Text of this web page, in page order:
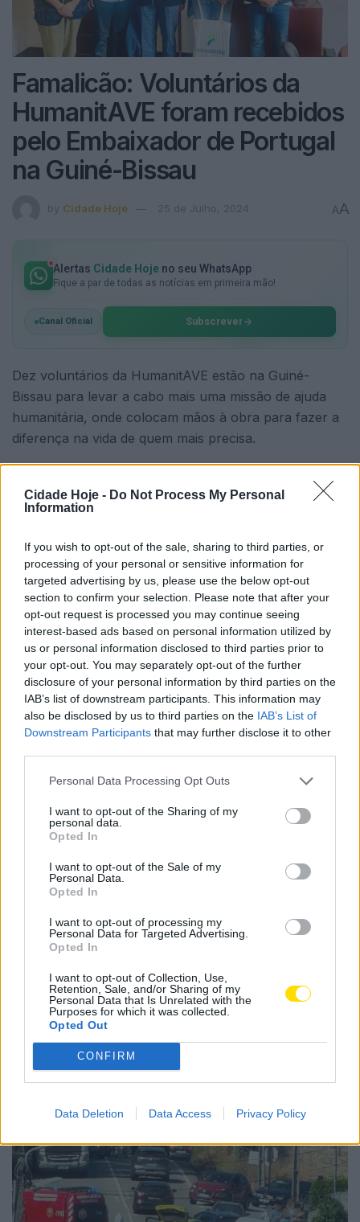
Cidade Hoje - Do Not Process My Personal
Information
If you wish to opt-out of the sale, sharing to third parties, or
processing of your personal or sensitive information for
targeted advertising by us, please use the below opt-out
section to confirm your selection. Please note that after your
opt-out request is processed you may continue seeing
interest-based ads based on personal information utilized by
us or personal information disclosed to third parties prior to
your opt-out. You may separately opt-out of the further
disclosure of your personal information by third parties on the
IAB’s list of downstream participants. This information may
also be disclosed by us to third parties on the IAB’s List of
Downstream Participants that may further disclose it to other
Personal Data Processing Opt Outs
I want to opt-out of the Sharing of my
personal data.
Opted In
I want to opt-out of the Sale of my
Personal Data.
Opted In
I want to opt-out of processing my
Personal Data for Targeted Advertising.
Opted In
I want to opt-out of Collection, Use,
Retention, Sale, and/or Sharing of my
Personal Data that Is Unrelated with the
Purposes for which it was collected.
Opted Out
CONFIRM
Data Deletion Data Access Privacy Policy
Famalicão: Voluntários da
HumanitAVE foram recebidos
pelo Embaixador de Portugal
na Guiné-Bissau
by Cidade Hoje 25 de Julho, 2024 AA
Alertas Cidade Hoje no seu WhatsApp
Fique a par de todas as notícias em primeira mão!
Canal Oficial Subscrever
Dez voluntários da HumanitAVE estão na Guiné-
Bissau para levar a cabo mais uma missão de ajuda
humanitária, onde colocam mãos à obra para fazer a
diferença na vida de quem mais precisa.
saúde, educação, fisioterapia e direitos humanos, os
voluntários enfrentam desafios diários que foram
Bissau, Miguel Cruz Silvestre.
Numa reunião informal, depois de conhecer melhor o
trabalho da HumanitAVE em território Guineense, as
dificuldades e os desafios enfrentados, o embaixador
reforçou o apoio já prestado ao trabalhado
desenvolvido pela associação famalicense.
Numa partilha nas redes sociais, a HumanitAVE
agradece a “amabilidade e simpatia com que foram
A 21ª Missão Humanitária teve início a 19 de julho e
embaixador
Notícias Populares